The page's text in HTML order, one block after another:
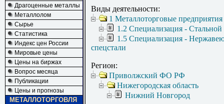
Драгоценные металлы
Металлолом
Сырье
Статистика
Индекс цен России
Мировые цены
Цены на биржах
Вопрос месяца
Публикации
Цены и прогнозы
МЕТАЛЛОТОРГОВЛЯ
Виды деятельности:
1 Металлоторговые
1.2 Специализация -
1.5 Специализация -
спецстали
Регион:
Приволжский ФО РФ
Нижегородская область
Нижний Новгород